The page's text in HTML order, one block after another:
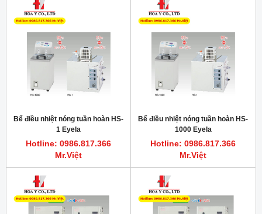
Bể điều nhiệt nóng tuần hoàn HS-
1 Eyela
Hotline: 0986.817.366
Mr.Việt
Bể điều nhiệt nóng tuần hoàn HS-
1000 Eyela
Hotline: 0986.817.366
Mr.Việt